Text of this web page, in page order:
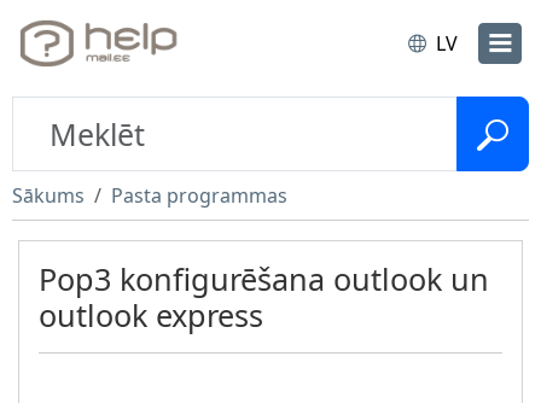
LV
Sākums Pasta programmas
Pop3 konfigurēšana outlook un
outlook express